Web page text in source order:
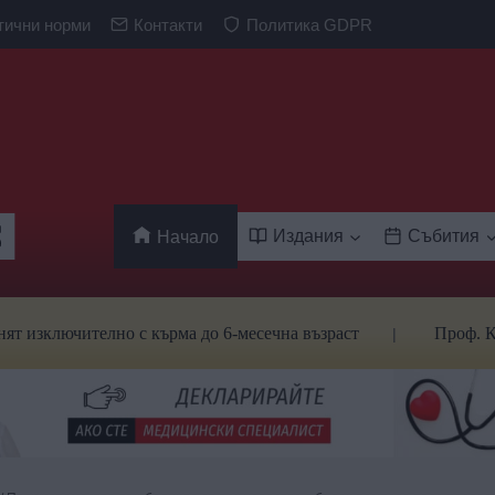
норми Контакти Политика GDPR
Начало Издания Събития
с кърма до 6-месечна възраст Проф.